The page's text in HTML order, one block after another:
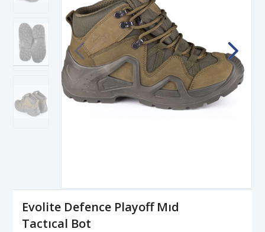
Evolite Defence Playoff Mıd
Tactıcal Bot